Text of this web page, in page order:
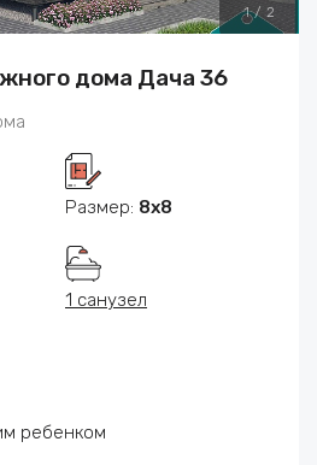
1 / 2
дома Дача 36
Размер: 8x8
1 санузел
ребенком